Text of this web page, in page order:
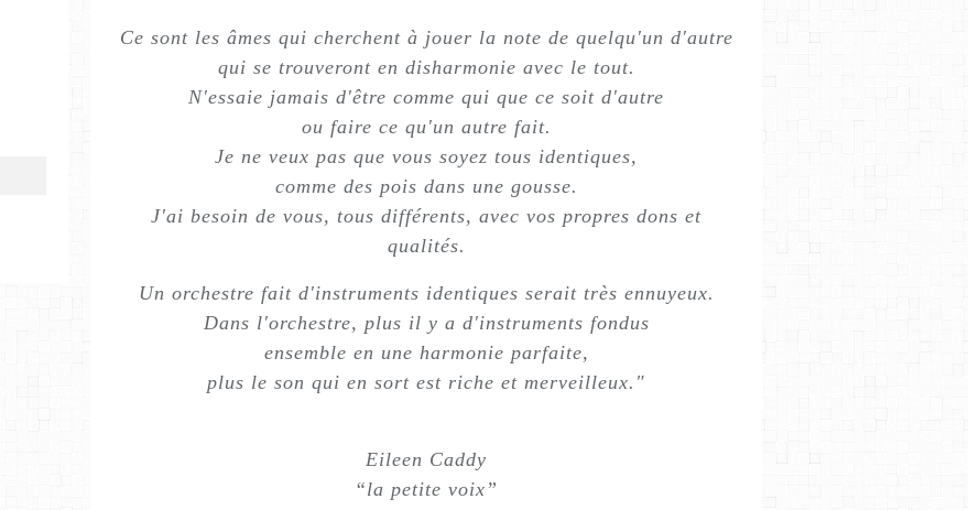
Ce sont les âmes qui cherchent à jouer la note de quelqu'un d'autre
qui se trouveront en disharmonie avec le tout.
N'essaie jamais d'être comme qui que ce soit d'autre
ou faire ce qu'un autre fait.
Je ne veux pas que vous soyez tous identiques,
comme des pois dans une gousse.
J'ai besoin de vous, tous différents, avec vos propres dons et
qualités.
Un orchestre fait d'instruments identiques serait très ennuyeux.
Dans l'orchestre, plus il y a d'instruments fondus
ensemble en une harmonie parfaite,
plus le son qui en sort est riche et merveilleux."
Eileen Caddy
“la petite voix”